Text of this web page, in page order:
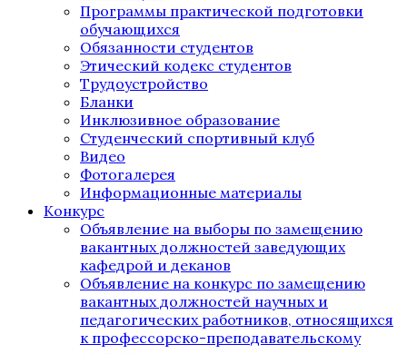
Программы практической подготовки
обучающихся
Обязанности студентов
Этический кодекс студентов
Трудоустройство
Бланки
Инклюзивное образование
Студенческий спортивный клуб
Видео
Фотогалерея
Информационные материалы
Конкурс
Объявление на выборы по замещению
вакантных должностей заведующих
кафедрой и деканов
Объявление на конкурс по замещению
вакантных должностей научных и
педагогических работников, относящихся
к профессорско-преподавательскому